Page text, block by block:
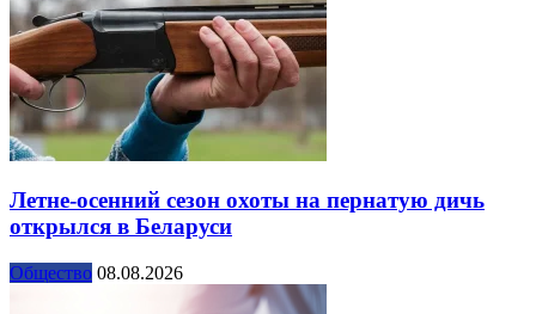
Летне-осенний сезон охоты на пернатую дичь
открылся в Беларуси
Общество 08.08.2026